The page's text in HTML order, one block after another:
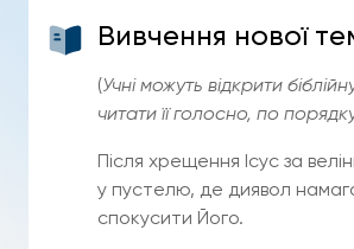
Вивчення нової
(Учні можуть відкрити
читати її голосно, по
Після хрещення Ісус за
у пустелю, де диявол
спокусити Його.